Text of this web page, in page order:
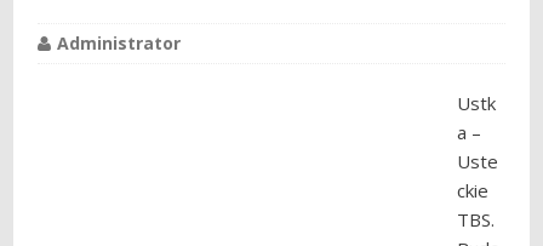
Administrator
Ustk
a –
Uste
ckie
TBS.